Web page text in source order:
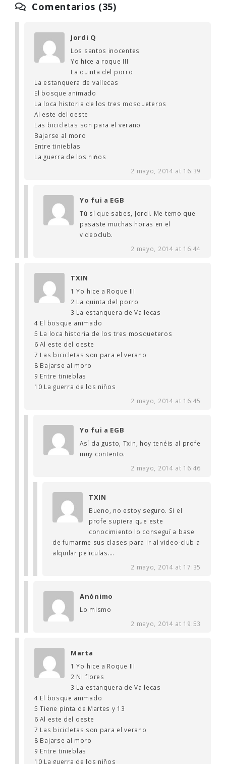
Comentarios (35)
Jordi Q
Los santos inocentes
Yo hice a roque III
La quinta del porro
La estanquera de vallecas
El bosque animado
La loca historia de los tres mosqueteros
Al este del oeste
Las bicicletas son para el verano
Bajarse al moro
Entre tinieblas
La guerra de los nińos
2 mayo, 2014 at 16:39
Yo fui a EGB
Tú sí que sabes, Jordi. Me temo que
pasaste muchas horas en el
videoclub.
2 mayo, 2014 at 16:44
TXIN
1 Yo hice a Roque III
2 La quinta del porro
3 La estanquera de Vallecas
4 El bosque animado
5 La loca historia de los tres mosqueteros
6 Al este del oeste
7 Las bicicletas son para el verano
8 Bajarse al moro
9 Entre tinieblas
10 La guerra de los niños
2 mayo, 2014 at 16:45
Yo fui a EGB
Así da gusto, Txin, hoy tenéis al profe
muy contento.
2 mayo, 2014 at 16:46
TXIN
Bueno, no estoy seguro. Si el
profe supiera que este
conocimiento lo conseguí a base
de fumarme sus clases para ir al video-club a
alquilar peliculas….
2 mayo, 2014 at 17:35
Anónimo
Lo mismo
2 mayo, 2014 at 19:53
Marta
1 Yo hice a Roque III
2 Ni flores
3 La estanquera de Vallecas
4 El bosque animado
5 Tiene pinta de Martes y 13
6 Al este del oeste
7 Las bicicletas son para el verano
8 Bajarse al moro
9 Entre tinieblas
10 La guerra de los niños